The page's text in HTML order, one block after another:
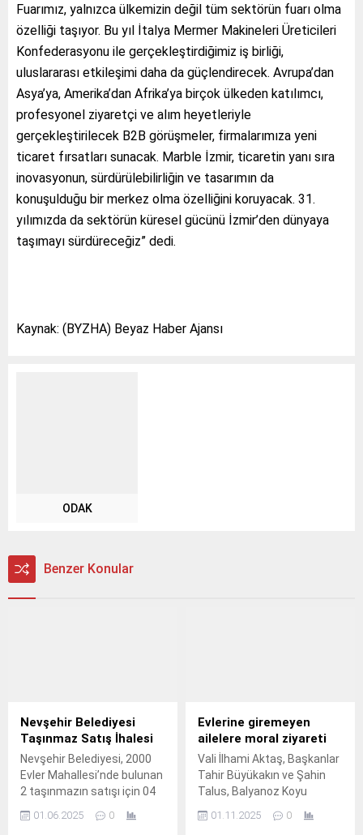
Fuarımız, yalnızca ülkemizin değil tüm sektörün fuarı olma
özelliği taşıyor. Bu yıl İtalya Mermer Makineleri Üreticileri
Konfederasyonu ile gerçekleştirdiğimiz iş birliği,
uluslararası etkileşimi daha da güçlendirecek. Avrupa’dan
Asya’ya, Amerika’dan Afrika’ya birçok ülkeden katılımcı,
profesyonel ziyaretçi ve alım heyetleriyle
gerçekleştirilecek B2B görüşmeler, firmalarımıza yeni
ticaret fırsatları sunacak. Marble İzmir, ticaretin yanı sıra
inovasyonun, sürdürülebilirliğin ve tasarımın da
konuşulduğu bir merkez olma özelliğini koruyacak. 31.
yılımızda da sektörün küresel gücünü İzmir’den dünyaya
taşımayı sürdüreceğiz” dedi.
Kaynak: (BYZHA) Beyaz Haber Ajansı
ODAK
Benzer Konular
Nevşehir Belediyesi
Taşınmaz Satış İhalesi
Nevşehir Belediyesi, 2000
Evler Mahallesi’nde bulunan
2 taşınmazın satışı için 04
günü ihale yapacak.
01.06.2025 0
Evlerine giremeyen
ailelere moral ziyareti
Vali İlhami Aktaş, Başkanlar
Tahir Büyükakın ve Şahin
Talus, Balyanoz Koyu
ağırlanan aileleri ziyaret
01.11.2025 0